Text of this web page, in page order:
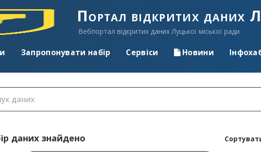
Портал відкритих даних
Вебпортал відкритих даних Луцької міської ради
Запропонувати набір Сервіси Новини
даних знайдено